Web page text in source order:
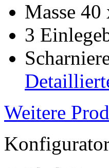
Masse
3
Weitere